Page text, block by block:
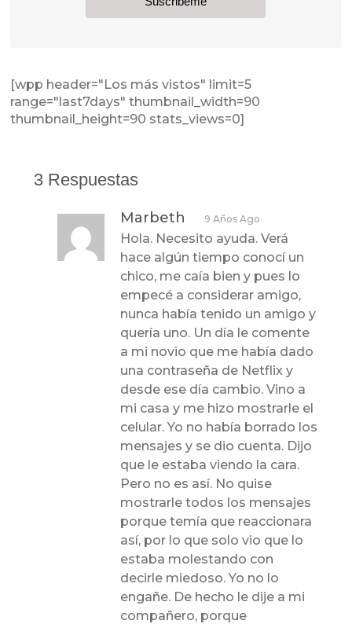
[wpp header="Los más vistos" limit=5
range="last7days" thumbnail_width=90
thumbnail_height=90 stats_views=0]
3 Respuestas
Marbeth 9 Años Ago
Hola. Necesito ayuda. Verá
hace algún tiempo conocí un
chico, me caía bien y pues lo
empecé a considerar amigo,
nunca había tenido un amigo y
quería uno. Un día le comente
a mi novio que me había dado
una contraseña de Netflix y
desde ese día cambio. Vino a
mi casa y me hizo mostrarle el
celular. Yo no había borrado los
mensajes y se dio cuenta. Dijo
que le estaba viendo la cara.
Pero no es así. No quise
mostrarle todos los mensajes
porque temía que reaccionara
así, por lo que solo vio que lo
estaba molestando con
decirle miedoso. Yo no lo
engañe. De hecho le dije a mi
compañero, porque